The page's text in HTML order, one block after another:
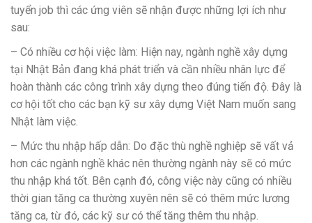
tuyển job thì các ứng viên sẽ nhận được những lợi ích như
sau:
– Có nhiều cơ hội việc làm: Hiện nay, ngành nghề xây dựng
tại Nhật Bản đang khá phát triển và cần nhiều nhân lực để
hoàn thành các công trình xây dựng theo đúng tiến độ. Đây là
cơ hội tốt cho các bạn kỹ sư xây dựng Việt Nam muốn sang
Nhật làm việc.
– Mức thu nhập hấp dẫn: Do đặc thù nghề nghiệp sẽ vất vả
hơn các ngành nghề khác nên thường ngành này sẽ có mức
thu nhập khá tốt. Bên cạnh đó, công việc này cũng có nhiều
thời gian tăng ca thường xuyên nên sẽ có thêm mức lương
tăng ca, từ đó, các kỹ sư có thể tăng thêm thu nhập.